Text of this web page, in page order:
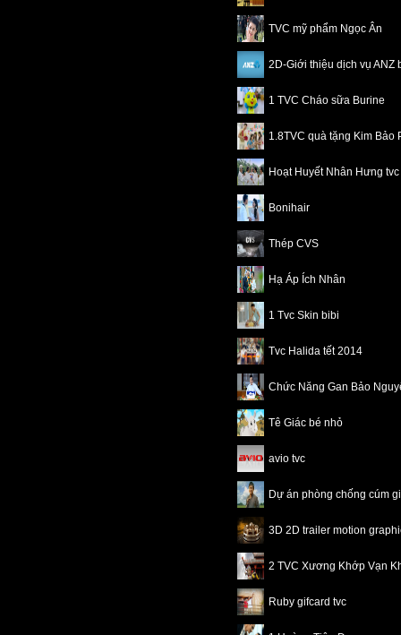
TVC mỹ phẩm Ngọc Ân
2D-Giới thiệu dịch vụ ANZ
1 TVC Cháo sữa Burine
1.8TVC quà tặng Kim Bảo
Hoạt Huyết Nhân Hưng tvc
Bonihair
Thép CVS
Hạ Áp Ích Nhân
1 Tvc Skin bibi
Tvc Halida tết 2014
Chức Năng Gan Bảo
Tê Giác bé nhỏ
avio tvc
Dự án phòng chống cúm
3D 2D trailer motion
2 TVC Xương Khớp Vạn
Ruby gifcard tvc